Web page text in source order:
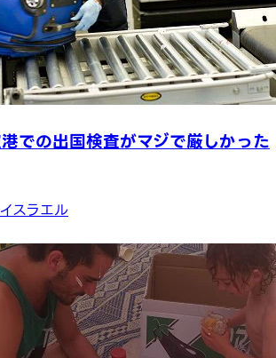
での出国検査がマジで厳しかった
イスラエル